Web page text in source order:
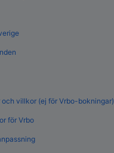
och villkor (ej för Vrbo-bokningar)
för Vrbo